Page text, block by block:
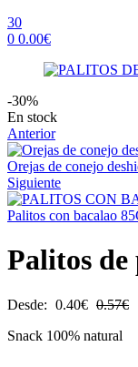
30
0 0.00€
-30%
Availability:
En stock
Anterior
Orejas de conejo
Siguiente
Palitos con bacalao
Palitos de
Desde: 0.40€ 0.57€
Snack 100% natural